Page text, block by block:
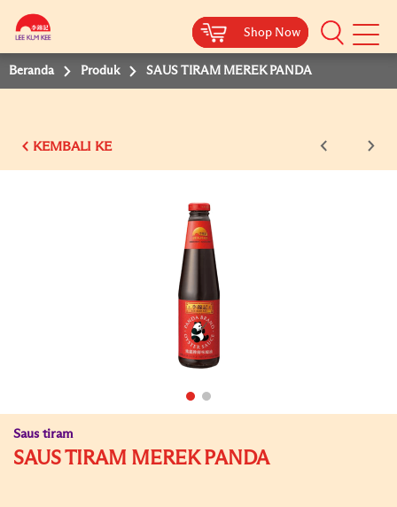
Shop Now
Shop Now
Shop Now
Beranda Produk SAUS TIRAM MEREK PANDA
KEMBALI KE
Saus tiram
SAUS TIRAM MEREK PANDA